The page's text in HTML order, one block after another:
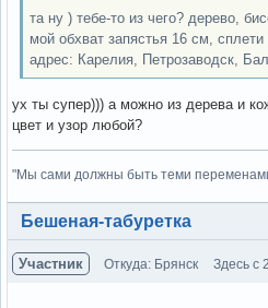
та ну ) тебе-то из чего? дерево,
мой обхват запястья 16 см,
адрес: Карелия, Петрозаводск,
ух ты супер))) а можно из дерева и
цвет и узор любой?
"Мы сами должны быть теми
Вне форума
Бешеная-табуретка
Участник Откуда: Брянск Здесь с